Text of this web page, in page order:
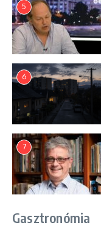
5
6
7
Gasztronómia